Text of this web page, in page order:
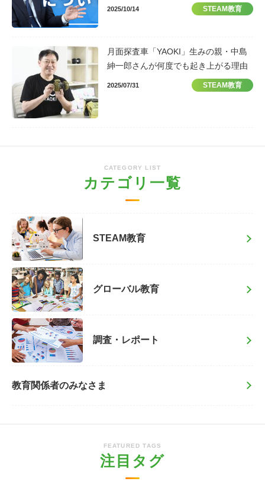
2025/10/14 STEAM教育
月面探査車「YAOKI」生みの親・中島
紳一郎さんが何度でも起き上がる理由
2025/07/31 STEAM教育
カテゴリ一覧
CATEGORY LIST
STEAM教育
グローバル教育
調査・レポート
教育関係者のみなさま
注目タグ
FEATURED TAGS